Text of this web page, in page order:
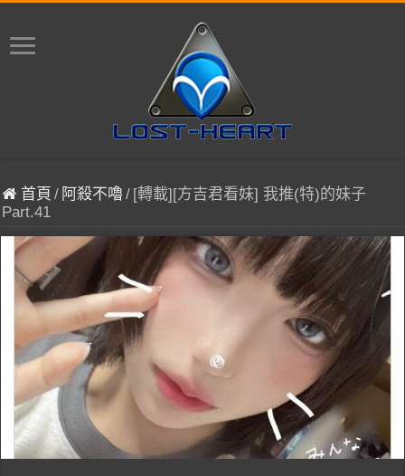
首頁 / 阿殺不嚕/ [轉載][方吉君看妹] 我推(特)的妹子
Part.41